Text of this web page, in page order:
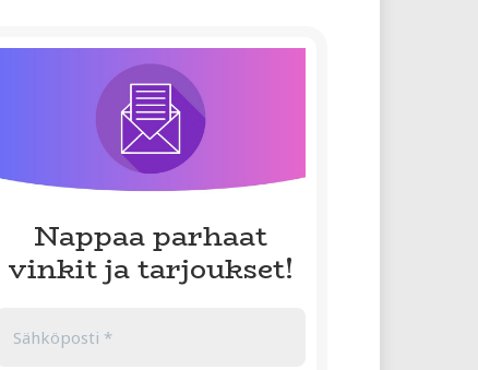
Nappaa parhaat
vinkit ja tarjoukset!